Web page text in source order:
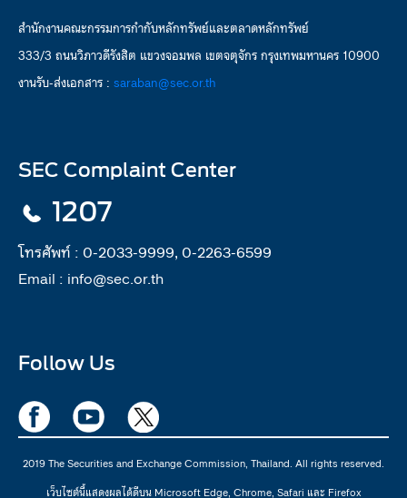
สำนักงานคณะกรรมการกำกับหลักทรัพย์และตลาดหลักทรัพย์
333/3 ถนนวิภาวดีรังสิต แขวงจอมพล เขตจตุจักร กรุงเทพมหานคร 10900
งานรับ-ส่งเอกสาร : saraban@sec.or.th
SEC Complaint Center
1207
โทรศัพท์ : 0-2033-9999, 0-2263-6599
Email : info@sec.or.th
Follow Us
2019 The Securities and Exchange Commission, Thailand. All rights reserved.
เว็บไซต์นี้แสดงผลได้ดีบน Microsoft Edge, Chrome, Safari และ Firefox